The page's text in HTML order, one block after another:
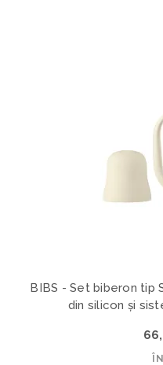
BIBS - Set biberon tip
din silicon și